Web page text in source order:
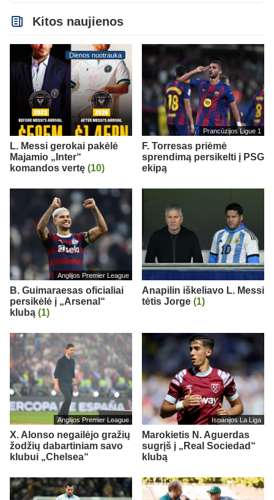
Kitos naujienos
Dienos nuotrauka
L. Messi gerokai pakėlė
Majamio „Inter“
komandos vertę (10)
Prancūzijos Ligue 1
F. Torresas priėmė
sprendimą persikelti į PSG
ekipą
Anglijos Premier League
B. Guimaraesas oficialiai
persikėlė į „Arsenal“
klubą (1)
Anapilin iškeliavo L. Messi
tėtis Jorge (1)
Anglijos Premier League
X. Alonso negailėjo gražių
žodžių dabartiniam savo
klubui „Chelsea“
Ispanijos La Liga
Marokietis N. Aguerdas
sugrįš į „Real Sociedad“
klubą